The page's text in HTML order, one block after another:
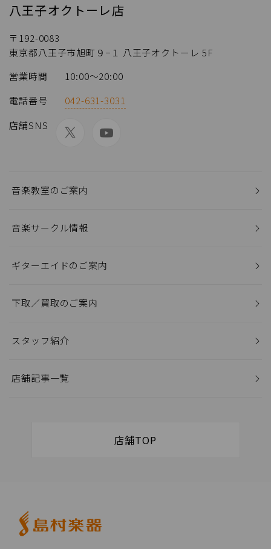
八王子オクトーレ店
〒192-0083
東京都八王子市旭町９−１ 八王子オクトーレ 5F
営業時間
10:00〜20:00
電話番号
042-631-3031
店舗SNS
音楽教室のご案内
音楽サークル情報
ギターエイドのご案内
下取／買取のご案内
スタッフ紹介
店舗記事一覧
店舗TOP